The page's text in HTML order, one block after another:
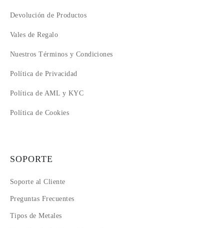
Devolución de Productos
Vales de Regalo
Nuestros Términos y Condiciones
Política de Privacidad
Política de AML y KYC
Política de Cookies
SOPORTE
Soporte al Cliente
Preguntas Frecuentes
Tipos de Metales